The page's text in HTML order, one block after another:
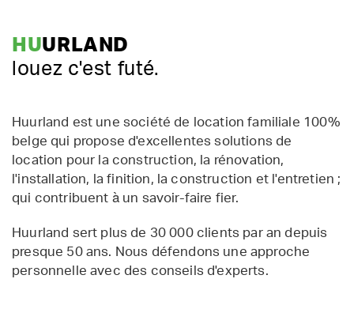
HUURLAND
louez c'est futé.
Huurland est une société de location familiale 100%
belge qui propose d'excellentes solutions de
location pour la construction, la rénovation,
l'installation, la finition, la construction et l'entretien ;
qui contribuent à un savoir-faire fier.
Huurland sert plus de 30 000 clients par an depuis
presque 50 ans. Nous défendons une approche
personnelle avec des conseils d'experts.